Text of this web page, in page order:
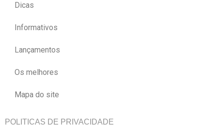
Dicas
Informativos
Lançamentos
Os melhores
Mapa do site
POLITICAS DE PRIVACIDADE